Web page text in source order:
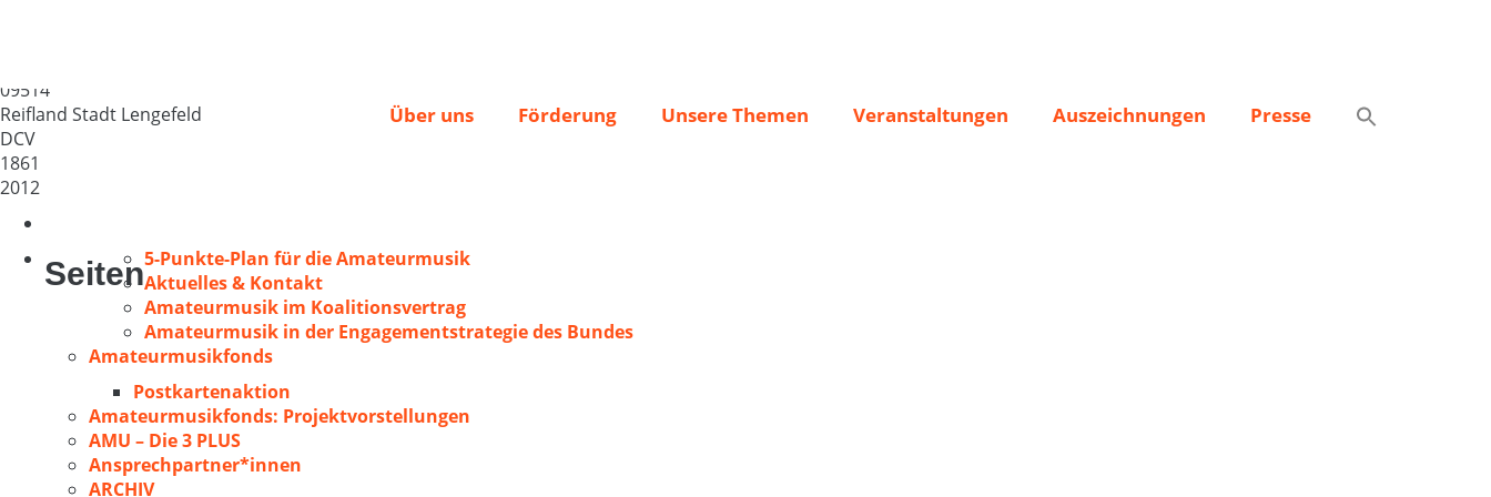
Über uns Förderung Unsere Themen Veranstaltungen Auszeichnungen Presse
09514
Reifland Stadt Lengefeld
DCV
1861
2012
Seiten5-Punkte-Plan für die Amateurmusik
Aktuelles & Kontakt
Amateurmusik im Koalitionsvertrag
Amateurmusik in der Engagementstrategie des Bundes
Amateurmusikfonds
Postkartenaktion
Amateurmusikfonds: Projektvorstellungen
AMU – Die 3 PLUS
Ansprechpartner*innen
ARCHIV